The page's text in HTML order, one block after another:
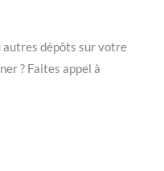
autres dépôts sur votre
? Faites appel à